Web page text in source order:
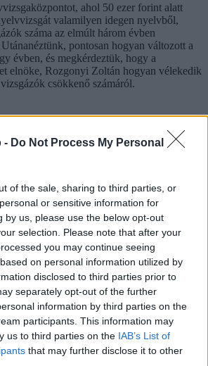
- Do Not Process My Personal
of the sale, sharing to third parties, or
or sensitive information for
by us, please use the below opt-out
selection. Please note that after your
you may continue seeing
on personal information utilized by
disclosed to third parties prior to
separately opt-out of the further
information by third parties on the
participants. This information may
us to third parties on the IAB’s List of
that may further disclose it to other
ahol 50 ezer forint alatt
valamilyen idegen nyelvből,
száma az elmúlt három évben
pontosan hogyan változott a
évben, és megkérdeztük, hogy a
elnöke, Rozgonyi Zoltán hogyan vélekedik
csökkenő számáról.
jelentősége, ha nem lesz
az egyetemeken? Úgy tűnik,
a diplomaszerzéshez az ELTE,
Egyesület és az Euroexam
szerint viszont csak annyi történt,
"a kimeneti oldalról átkerült a